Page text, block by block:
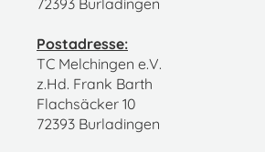
72393 Burladingen
Postadresse:
TC Melchingen e.V.
z.Hd. Frank Barth
Flachsäcker 10
72393 Burladingen